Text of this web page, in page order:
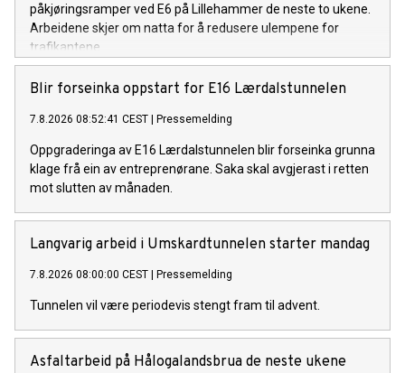
påkjøringsramper ved E6 på Lillehammer de neste to ukene.
Arbeidene skjer om natta for å redusere ulempene for
trafikantene.
Blir forseinka oppstart for E16 Lærdalstunnelen
7.8.2026 08:52:41 CEST | Pressemelding
Oppgraderinga av E16 Lærdalstunnelen blir forseinka grunna
klage frå ein av entreprenørane. Saka skal avgjerast i retten
mot slutten av månaden.
Langvarig arbeid i Umskardtunnelen starter mandag
7.8.2026 08:00:00 CEST | Pressemelding
Tunnelen vil være periodevis stengt fram til advent.
Asfaltarbeid på Hålogalandsbrua de neste ukene